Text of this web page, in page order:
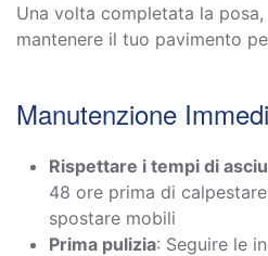
Una volta completata la
mantenere il tuo pavimento
Manutenzione
Rispettare i tempi di
48 ore prima di
spostare mobili
Prima pulizia: Seguire le